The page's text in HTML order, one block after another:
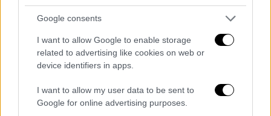
Google consents
I want to allow Google to enable storage
related to advertising like cookies on web or
device identifiers in apps.
I want to allow my user data to be sent to
Google for online advertising purposes.
Κόσμος|20.05.2022 19:45
Χρυσούλα Ζαχαροπούλου: Αυτή είναι η
πρώτη Ελληνίδα που αναλαμβάνει πόστο
στη γαλλική κυβέρνηση
Η σπουδαία της καριέρα σε πολιτική και
ιατρική